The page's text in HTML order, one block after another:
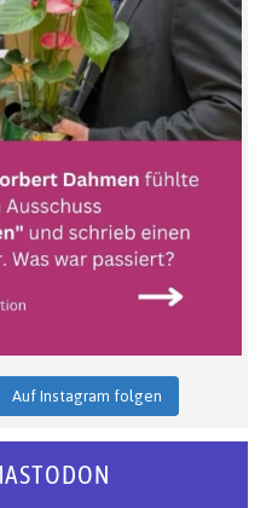
Auf Instagram folgen